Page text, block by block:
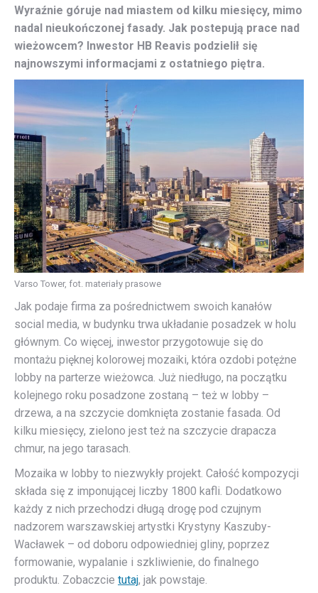
Wyraźnie góruje nad miastem od kilku miesięcy, mimo
nadal nieukończonej fasady. Jak postepują prace nad
wieżowcem? Inwestor HB Reavis podzielił się
najnowszymi informacjami z ostatniego piętra.
Varso Tower, fot. materiały prasowe
Jak podaje firma za pośrednictwem swoich kanałów
social media, w budynku trwa układanie posadzek w holu
głównym. Co więcej, inwestor przygotowuje się do
montażu pięknej kolorowej mozaiki, która ozdobi potężne
lobby na parterze wieżowca. Już niedługo, na początku
kolejnego roku posadzone zostaną – też w lobby –
drzewa, a na szczycie domknięta zostanie fasada. Od
kilku miesięcy, zielono jest też na szczycie drapacza
chmur, na jego tarasach.
Mozaika w lobby to niezwykły projekt. Całość kompozycji
składa się z imponującej liczby 1800 kafli. Dodatkowo
każdy z nich przechodzi długą drogę pod czujnym
nadzorem warszawskiej artystki Krystyny Kaszuby-
Wacławek – od doboru odpowiedniej gliny, poprzez
formowanie, wypalanie i szkliwienie, do finalnego
produktu. Zobaczcie tutaj, jak powstaje.